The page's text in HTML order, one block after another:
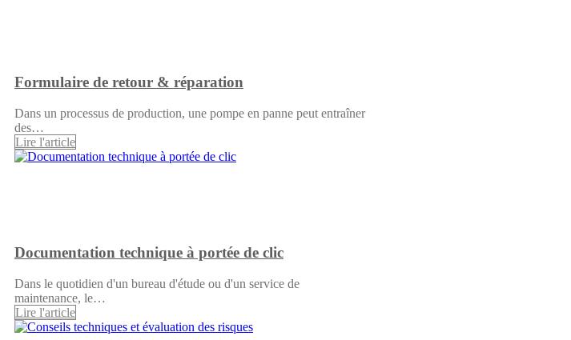
Formulaire de retour & réparation
Dans un processus de production, une pompe en panne peut entraîner
des…
Lire l'article
Documentation technique à portée de clic
Dans le quotidien d'un bureau d'étude ou d'un service de
maintenance, le…
Lire l'article